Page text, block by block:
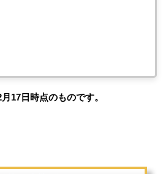
17日時点のものです。